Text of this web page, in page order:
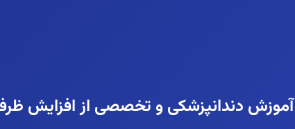
آموزش دندانپزشکی و تخصصی از